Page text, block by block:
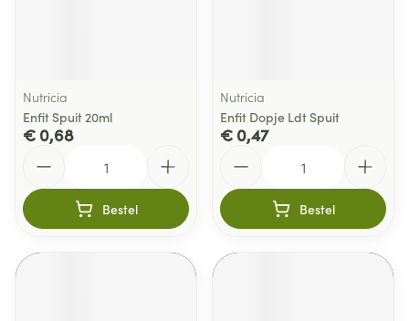
Nutricia
Enfit Spuit 20ml
€ 0,68
Bestel
Nutricia
Enfit Dopje Ldt Spuit
€ 0,47
Bestel